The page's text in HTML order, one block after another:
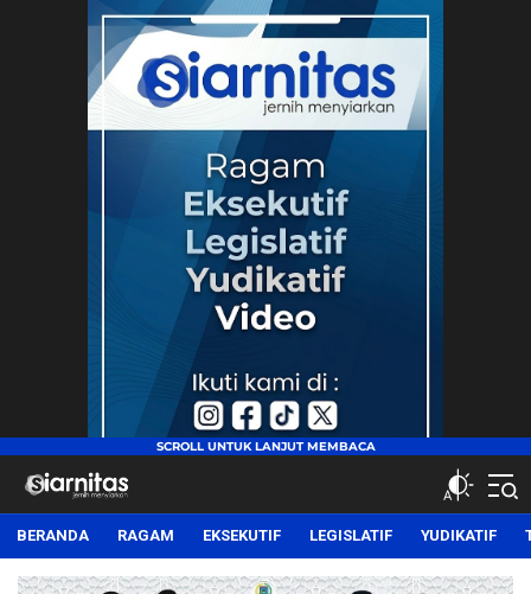
siarnitas
Jernih Menyiarkan
BERANDA RAGAM EKSEKUTIF LEGISLATIF YUDIKATIF